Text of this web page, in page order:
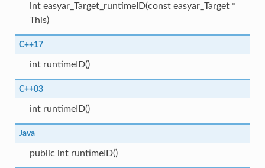
int easyar_Target_runtimeID(const easyar_Target *
This)
C++17
int runtimeID()
C++03
int runtimeID()
Java
public int runtimeID()